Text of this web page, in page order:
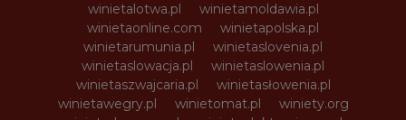
winietalotwa.pl
winietamoldawia.pl
winietaonline.com
winietapolska.pl
winietarumunia.pl
winietaslovenia.pl
winietaslowacja.pl
winietaslowenia.pl
winietaszwajcaria.pl
winietasłowenia.pl
winietawegry.pl
winietomat.pl
winiety.org